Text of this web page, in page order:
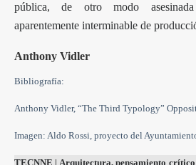
pública, de otro modo
aparentemente interminable de
Anthony Vidler
Bibliografía:
Anthony Vidler, “The Third Typology”
Imagen: Aldo Rossi, proyecto del
TECNNE | Arquitectura, pensamiento